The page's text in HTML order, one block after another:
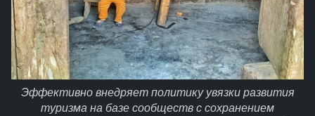
Эффективно внедряет политику увязки развития
туризма на базе сообществ с сохранением